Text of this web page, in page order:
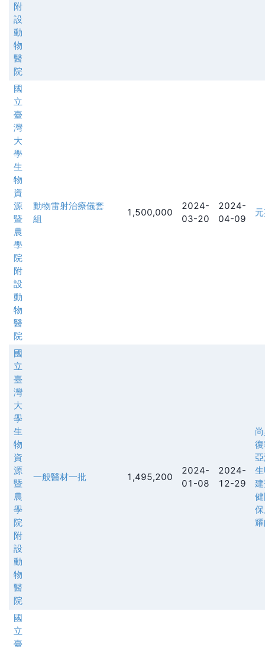
附
設
動
物
醫
院
國
立
臺
灣
大
學
生
物
資
源
暨
農
學
院
附
設
動
物
醫
院
動物雷射治療儀套
組
1,500,000
2024-
03-20
2024-
04-09
國
立
臺
灣
大
學
生
物
資
源
暨
農
學
院
附
設
動
物
醫
院
一般醫材一批 1,495,200
2024-
01-08
2024-
12-29
國
立
臺